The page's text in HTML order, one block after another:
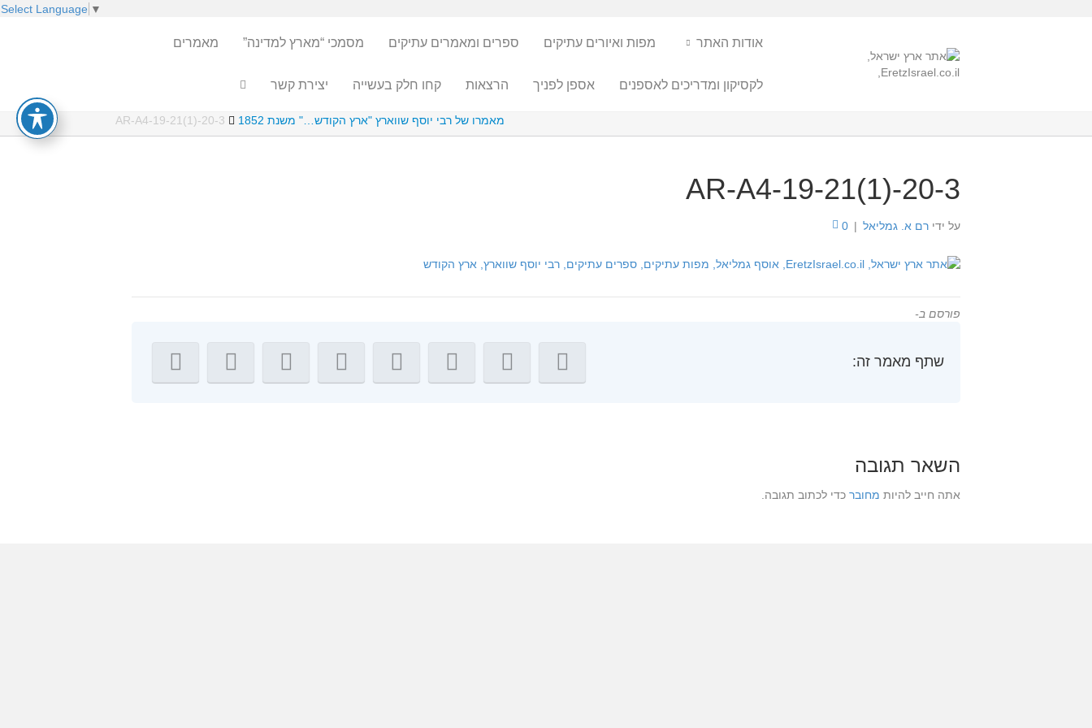
Select Language ▼
אודות האתר מפות ואיורים עתיקים ספרים ומאמרים עתיקים מסמכי “מארץ למדינה” מאמרים
לקסיקון ומדריכים לאספנים אספן לפניך הרצאות קחו חלק בעשייה יצירת קשר
מאמרו של רבי יוסף שווארץ "ארץ הקודש…" משנת 1852 AR-A4-19-21(1)-20-3
AR-A4-19-21(1)-20-3
על ידי רם א. גמליאל |
0
פורסם ב-
שתף מאמר זה:
השאר תגובה
אתה חייב להיות מחובר כדי לכתוב תגובה.